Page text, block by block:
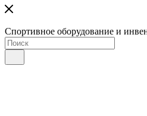
Спортивное оборудование и